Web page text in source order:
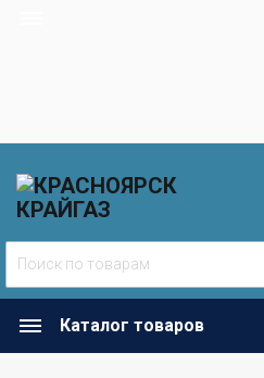
Каталог товаров